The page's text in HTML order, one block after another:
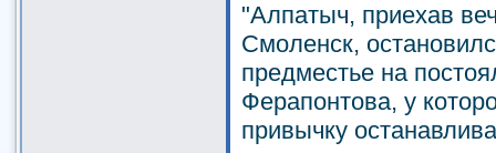
"Алпатыч, приехав
Смоленск,
предместье на
Ферапонтова, у
привычку